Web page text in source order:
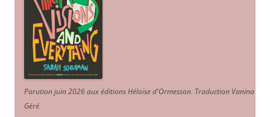
Parution juin 2026 aux éditions Héloïse d'Ormesson. Traduction Vanina
Géré.